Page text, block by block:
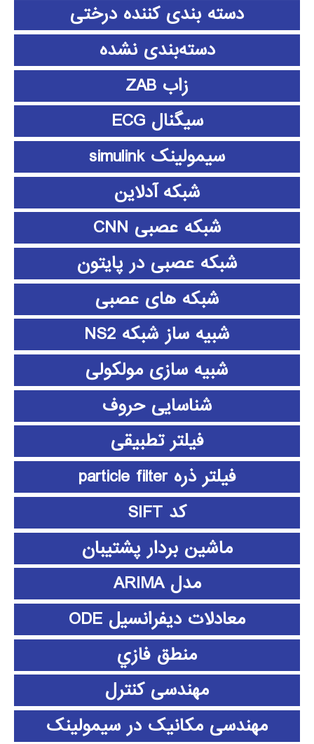
دسته بندی کننده درختی
دسته‌بندی نشده
زاب ZAB
سیگنال ECG
سیمولینک simulink
شبکه آدلاین
شبکه عصبی CNN
شبکه عصبی در پایتون
شبکه های عصبی
شبیه ساز شبکه NS2
شبیه سازی مولکولی
شناسایی حروف
فیلتر تطبیقی
فیلتر ذره particle filter
کد SIFT
ماشین بردار پشتیبان
مدل ARIMA
معادلات دیفرانسیل ODE
منطق فازي
مهندسی کنترل
مهندسی مکانیک در سیمولینک